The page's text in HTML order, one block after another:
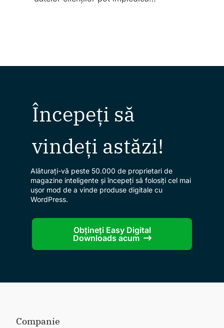
Începeți să
vindeți astăzi!
Alăturați-vă peste 50.000 de proprietari de
magazine inteligente și începeți să folosiți cel mai
ușor mod de a vinde produse digitale cu
WordPress.
Obțineți Easy Digital
Downloads acum
Companie